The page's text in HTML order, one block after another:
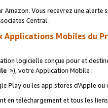
Vous recevrez une alerte
Central.
Applications Mobiles du
logicielle conçue pour et
»), votre Application Mobile :
Play ou les app stores d'Apple ou
en téléchargement et tous les